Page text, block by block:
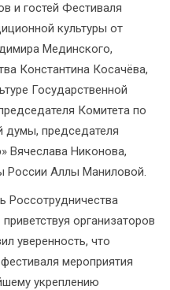
и гостей Фестиваля
культуры от
Мединского,
Константина Косачёва,
Государственной
Комитета по
думы, председателя
Вячеслава Никонова,
России Аллы Маниловой.
Россотрудничества
организаторов
уверенность, что
мероприятия
укреплению